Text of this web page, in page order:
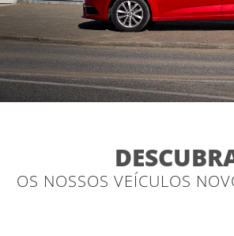
OS NOSSOS VEÍCULOS